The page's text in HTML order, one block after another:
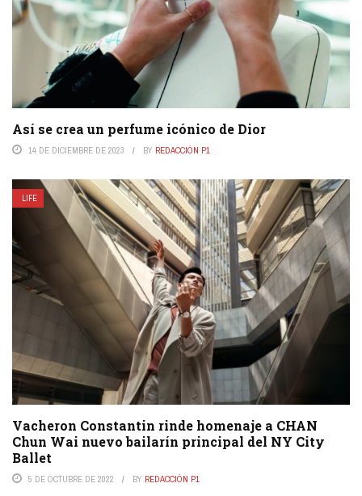
Así se crea un perfume icónico de Dior
14 DE DICIEMBRE DE 2023 BY REDACCIÓN P1
LIFE
Vacheron Constantin rinde homenaje a CHAN
Chun Wai nuevo bailarín principal del NY City
Ballet
5 DE OCTUBRE DE 2022 BY REDACCIÓN P1